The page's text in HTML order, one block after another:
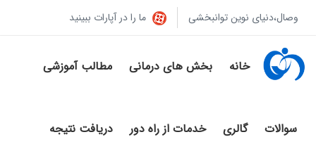
وصال،دنیای نوین توانبخشی ما را در آپارات ببینید
خانه بخش های درمانی مطالب آموزشی
سوالات گالری خدمات از راه دور دریافت نتیجه